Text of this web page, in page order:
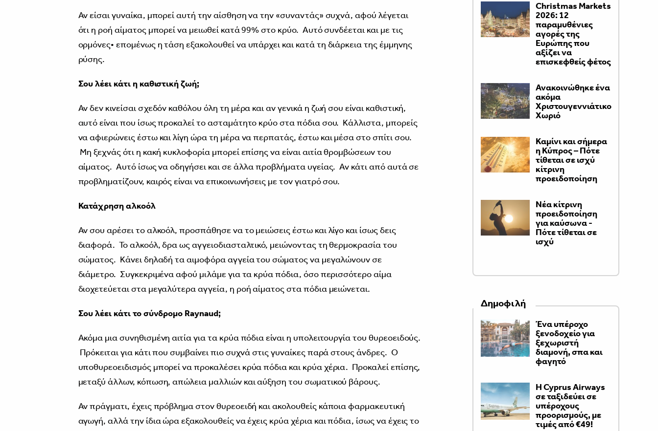
Αν είσαι γυναίκα, μπορεί αυτή την αίσθηση να την «συναντάς» συχνά, αφού λέγεται
ότι η ροή αίματος μπορεί να μειωθεί κατά 99% στο κρύο. Αυτό συνδέεται και με τις
ορμόνες• επομένως η τάση εξακολουθεί να υπάρχει και κατά τη διάρκεια της έμμηνης
ρύσης.
Σου λέει κάτι η καθιστική ζωή;
Αν δεν κινείσαι σχεδόν καθόλου όλη τη μέρα και αν γενικά η ζωή σου είναι καθιστική,
αυτό είναι που ίσως προκαλεί το ασταμάτητο κρύο στα πόδια σου. Κάλλιστα, μπορείς
να αφιερώνεις έστω και λίγη ώρα τη μέρα να περπατάς, έστω και μέσα στο σπίτι σου.
Μη ξεχνάς ότι η κακή κυκλοφορία μπορεί επίσης να είναι αιτία θρομβώσεων του
αίματος. Αυτό ίσως να οδηγήσει και σε άλλα προβλήματα υγείας. Αν κάτι από αυτά σε
προβληματίζουν, καιρός είναι να επικοινωνήσεις με τον γιατρό σου.
Κατάχρηση αλκοόλ
Αν σου αρέσει το αλκοόλ, προσπάθησε να το μειώσεις έστω και λίγο και ίσως δεις
διαφορά. Το αλκοόλ, δρα ως αγγειοδιασταλτικό, μειώνοντας τη θερμοκρασία του
σώματος. Κάνει δηλαδή τα αιμοφόρα αγγεία του σώματος να μεγαλώνουν σε
διάμετρο. Συγκεκριμένα αφού μιλάμε για τα κρύα πόδια, όσο περισσότερο αίμα
διοχετεύεται στα μεγαλύτερα αγγεία, η ροή αίματος στα πόδια μειώνεται.
Σου λέει κάτι το σύνδρομο Raynaud;
Ακόμα μια συνηθισμένη αιτία για τα κρύα πόδια είναι η υπολειτουργία του θυρεοειδούς.
Πρόκειται για κάτι που συμβαίνει πιο συχνά στις γυναίκες παρά στους άνδρες. Ο
υποθυρεοειδισμός μπορεί να προκαλέσει κρύα πόδια και κρύα χέρια. Προκαλεί επίσης,
μεταξύ άλλων, κόπωση, απώλεια μαλλιών και αύξηση του σωματικού βάρους.
Αν πράγματι, έχεις πρόβλημα στον θυρεοειδή και ακολουθείς κάποια φαρμακευτική
αγωγή, αλλά την ίδια ώρα εξακολουθείς να έχεις κρύα χέρια και πόδια, ίσως να έχεις το
Christmas Markets
2026: 12
παραμυθένιες
αγορές της
Ευρώπης που
αξίζει να
επισκεφθείς φέτος
Ανακοινώθηκε ένα
ακόμα
Χριστουγεννιάτικο
Χωριό
Καμίνι και σήμερα
η Κύπρος – Πότε
τίθεται σε ισχύ
κίτρινη
προειδοποίηση
Νέα κίτρινη
προειδοποίηση
για καύσωνα -
Πότε τίθεται σε
ισχύ
Δημοφιλή
Ένα υπέροχο
ξενοδοχείο για
ξεχωριστή
διαμονή, σπα και
φαγητό
H Cyprus Airways
σε ταξιδεύει σε
υπέροχους
προορισμούς, με
τιμές από €49!